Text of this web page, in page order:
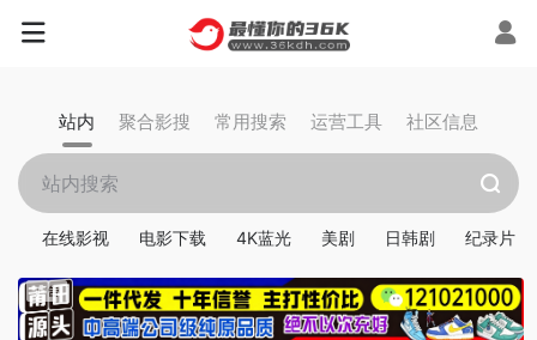
站内 聚合影搜 常用搜索 运营工具 社区信息
在线影视 电影下载 4K蓝光 美剧 日韩剧 纪录片